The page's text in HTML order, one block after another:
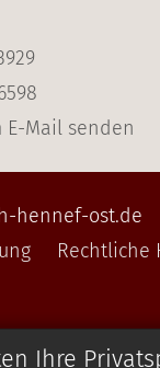
Ihre
E-Mail senden
hennef-ost.de
Rechtliche